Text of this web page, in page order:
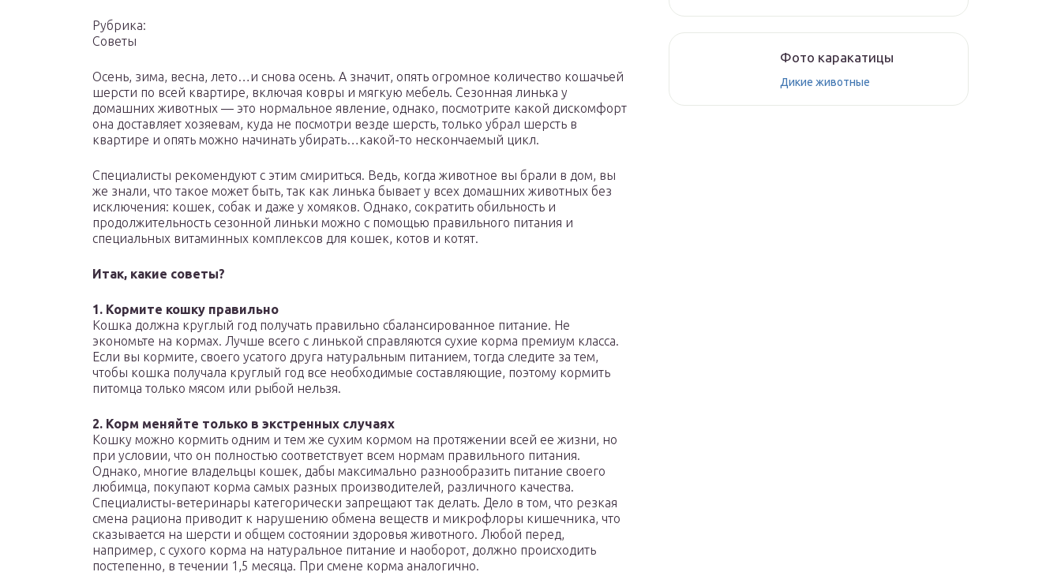
Рубрика:
Советы
Осень, зима, весна, лето…и снова осень. А значит, опять огромное количество кошачьей
шерсти по всей квартире, включая ковры и мягкую мебель. Сезонная линька у
домашних животных — это нормальное явление, однако, посмотрите какой дискомфорт
она доставляет хозяевам, куда не посмотри везде шерсть, только убрал шерсть в
квартире и опять можно начинать убирать…какой-то нескончаемый цикл.
Специалисты рекомендуют с этим смириться. Ведь, когда животное вы брали в дом, вы
же знали, что такое может быть, так как линька бывает у всех домашних животных без
исключения: кошек, собак и даже у хомяков. Однако, сократить обильность и
продолжительность сезонной линьки можно с помощью правильного питания и
специальных витаминных комплексов для кошек, котов и котят.
Итак, какие советы?
1. Кормите кошку правильно
Кошка должна круглый год получать правильно сбалансированное питание. Не
экономьте на кормах. Лучше всего с линькой справляются сухие корма премиум класса.
Если вы кормите, своего усатого друга натуральным питанием, тогда следите за тем,
чтобы кошка получала круглый год все необходимые составляющие, поэтому кормить
питомца только мясом или рыбой нельзя.
2. Корм меняйте только в экстренных случаях
Кошку можно кормить одним и тем же сухим кормом на протяжении всей ее жизни, но
при условии, что он полностью соответствует всем нормам правильного питания.
Однако, многие владельцы кошек, дабы максимально разнообразить питание своего
любимца, покупают корма самых разных производителей, различного качества.
Специалисты-ветеринары категорически запрещают так делать. Дело в том, что резкая
смена рациона приводит к нарушению обмена веществ и микрофлоры кишечника, что
сказывается на шерсти и общем состоянии здоровья животного. Любой перед,
например, с сухого корма на натуральное питание и наоборот, должно происходить
постепенно, в течении 1,5 месяца. При смене корма аналогично.
Фото каракатицы
Дикие животные